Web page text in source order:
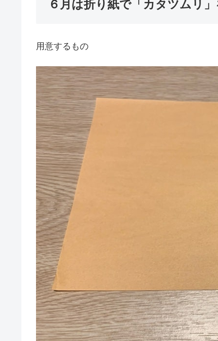
６月は折り紙で「カタツムリ
用意するもの